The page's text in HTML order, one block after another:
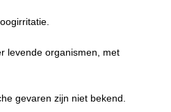
levende organismen, met
gevaren zijn niet bekend.